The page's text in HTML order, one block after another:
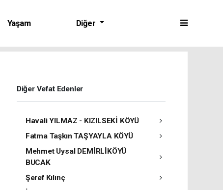
Yaşam
Diğer
Diğer Vefat Edenler
Havali YILMAZ - KIZILSEKİ KÖYÜ
Fatma Taşkın TAŞYAYLA KÖYÜ
Mehmet Uysal DEMİRLİKÖYÜ
BUCAK
Şeref Kılınç